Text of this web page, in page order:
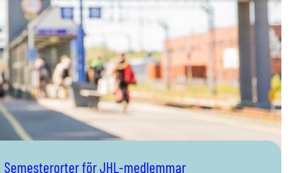
Semesterorter för JHL-medlemmar